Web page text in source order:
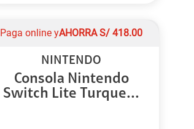
Paga online yAHORRA S/ 418.00
NINTENDO
Consola Nintendo
Switch Lite Turque...